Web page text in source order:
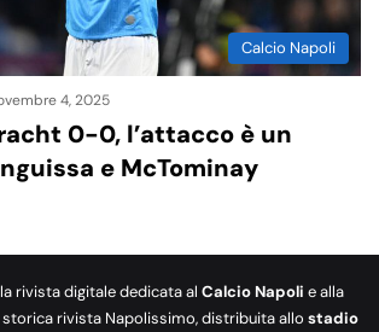
Calcio Napoli
4, 2025
0-0, l’attacco è un
e McTominay
rivista digitale dedicata al Calcio Napoli e alla
storica rivista Napolissimo, distribuita allo stadio